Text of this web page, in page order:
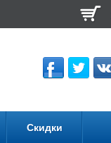
Скидки